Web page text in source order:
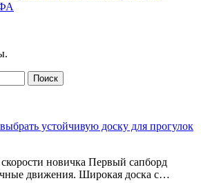
устойчивую доску для прогулок
новичка Первый сапборд
движения. Широкая доска с…